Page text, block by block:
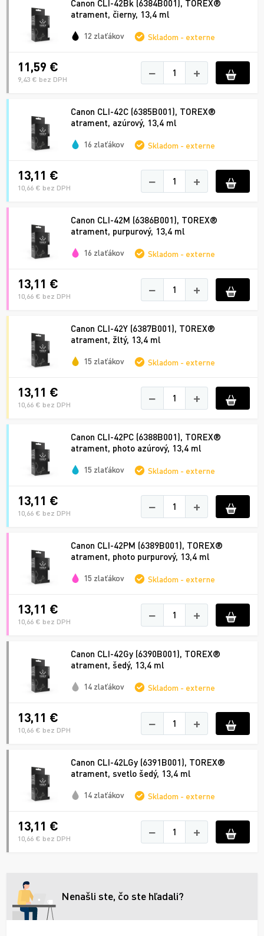
Canon CLI-42Bk (6384B001), TOREX®
atrament, čierny, 13,4 ml
12 zlaťákov Skladom - externe
11,59 €
9,43 € bez DPH − +
Canon CLI-42C (6385B001), TOREX®
atrament, azúrový, 13,4 ml
16 zlaťákov Skladom - externe
13,11 €
10,66 € bez DPH − +
Canon CLI-42M (6386B001), TOREX®
atrament, purpurový, 13,4 ml
16 zlaťákov Skladom - externe
13,11 €
10,66 € bez DPH − +
Canon CLI-42Y (6387B001), TOREX®
atrament, žltý, 13,4 ml
15 zlaťákov Skladom - externe
13,11 €
10,66 € bez DPH − +
Canon CLI-42PC (6388B001), TOREX®
atrament, photo azúrový, 13,4 ml
15 zlaťákov Skladom - externe
13,11 €
10,66 € bez DPH − +
Canon CLI-42PM (6389B001), TOREX®
atrament, photo purpurový, 13,4 ml
15 zlaťákov Skladom - externe
13,11 €
10,66 € bez DPH − +
Canon CLI-42Gy (6390B001), TOREX®
atrament, šedý, 13,4 ml
14 zlaťákov Skladom - externe
13,11 €
10,66 € bez DPH − +
Canon CLI-42LGy (6391B001), TOREX®
atrament, svetlo šedý, 13,4 ml
14 zlaťákov Skladom - externe
13,11 €
10,66 € bez DPH − +
Nenašli ste, čo ste hľadali?